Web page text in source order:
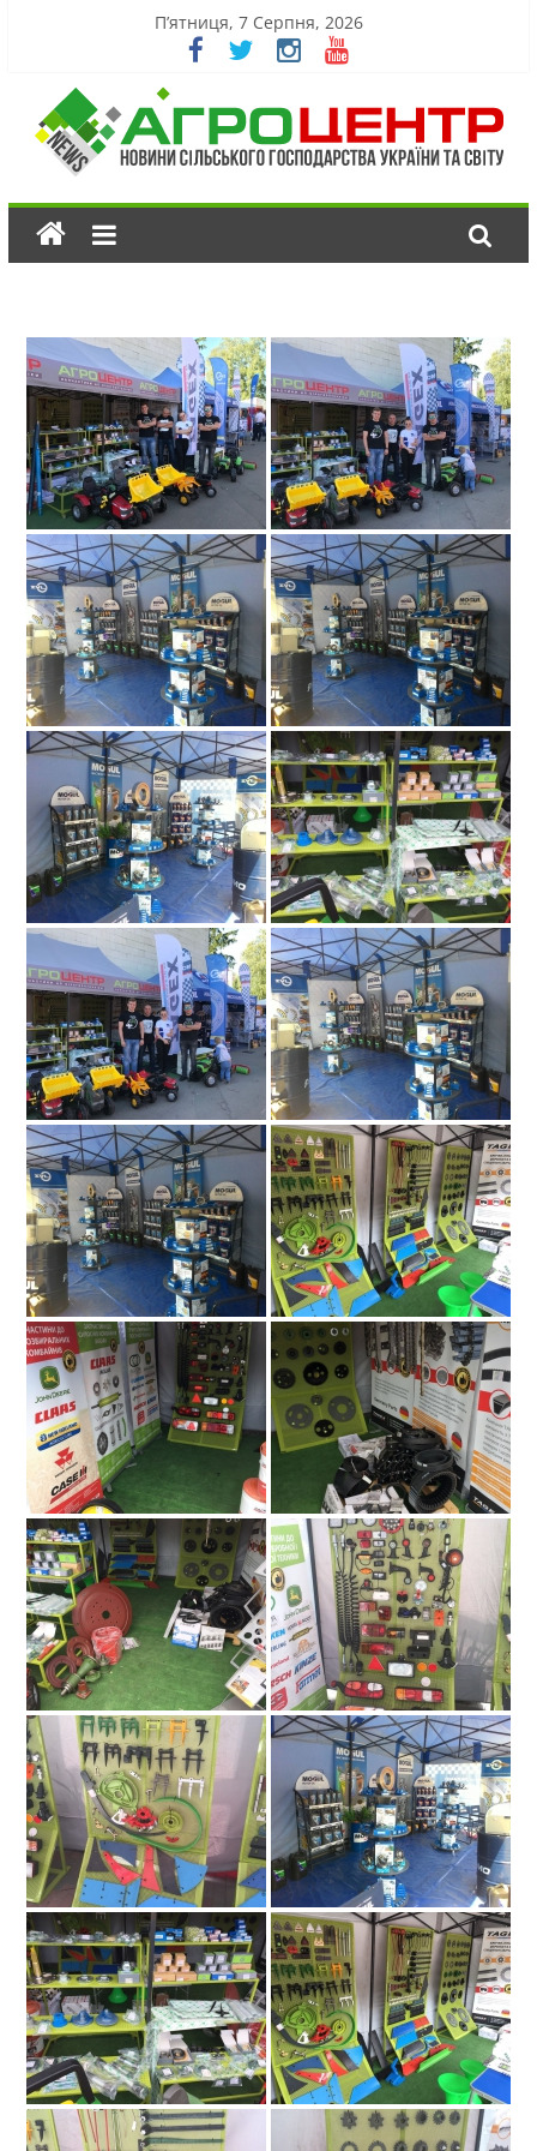
П’ятниця, 7 Серпня, 2026